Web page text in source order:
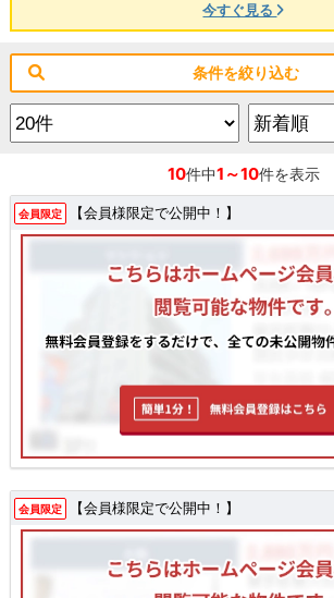
今すぐ見る
条件を絞り込む
10件中1～10件を表示
会員限定 【会員様限定で公開中！】
会員限定 【会員様限定で公開中！】